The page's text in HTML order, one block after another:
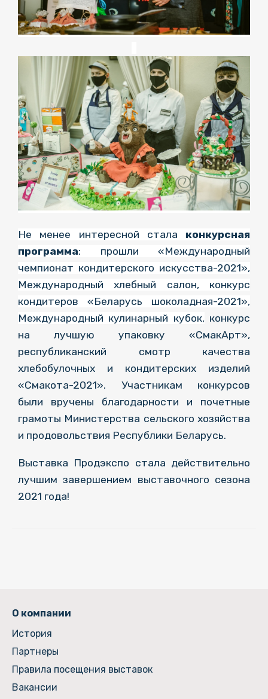
Не менее интересной стала конкурсная
программа: прошли «Международный
чемпионат кондитерского искусства-2021»,
Международный хлебный салон, конкурс
кондитеров «Беларусь шоколадная-2021»,
Международный кулинарный кубок,конкурс
на лучшую упаковку «СмакАрт»,
республиканский смотр качества
хлебобулочных и кондитерских изделий
«Смакота-2021». Участникам конкурсов
были вручены благодарности и почетные
грамоты Министерства сельского хозяйства
и продовольствия Республики Беларусь.
Выставка Продэкспо стала действительно
лучшим завершением выставочного сезона
2021 года!
О компании
История
Партнеры
Правила посещения выставок
Вакансии